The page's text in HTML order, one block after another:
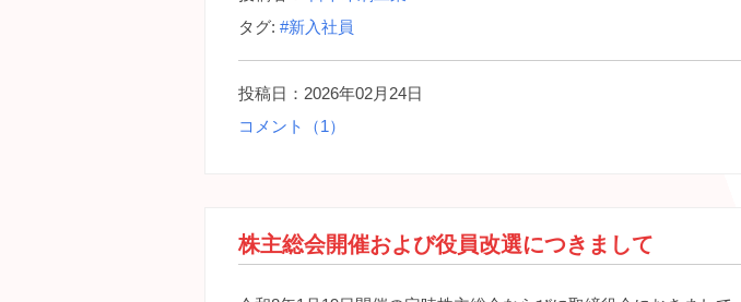
タグ: #新入社員
投稿日：2026年02月24日
コメント（1）
株主総会開催および役員改選につきまして